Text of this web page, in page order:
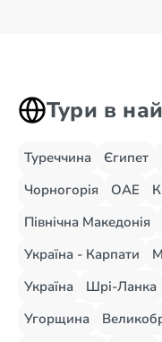
Тури в
Туреччина Єгипет
Чорногорія
ОАЕ
Північна Македонія
Україна - Карпати
Україна
Шрі-Ланка
Угорщина